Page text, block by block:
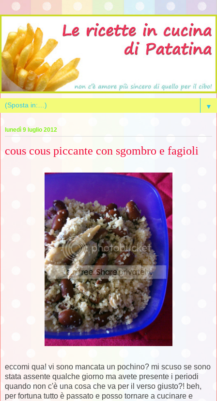
▼
lunedì 9 luglio 2012
cous cous piccante con sgombro e fagioli
eccomi qua! vi sono mancata un pochino? mi scuso se sono
stata assente qualche giorno ma avete presente i periodi
quando non c'è una cosa che va per il verso giusto?! beh,
per fortuna tutto è passato e posso tornare a cucinare e